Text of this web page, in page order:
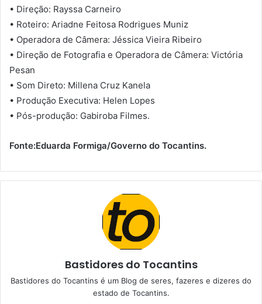
• Direção: Rayssa Carneiro
• Roteiro: Ariadne Feitosa Rodrigues Muniz
• Operadora de Câmera: Jéssica Vieira Ribeiro
• Direção de Fotografia e Operadora de Câmera: Victória
Pesan
• Som Direto: Millena Cruz Kanela
• Produção Executiva: Helen Lopes
• Pós-produção: Gabiroba Filmes.
Fonte:Eduarda Formiga/Governo do Tocantins.
Bastidores do Tocantins
Bastidores do Tocantins é um Blog de seres, fazeres e dizeres do
estado de Tocantins.